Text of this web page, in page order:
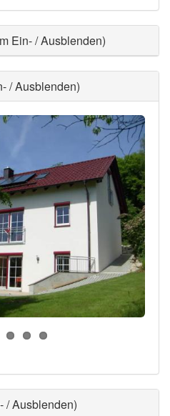
Ein- / Ausblenden)
/ Ausblenden)
/ Ausblenden)